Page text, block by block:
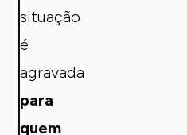
situação
é
agravada
para
quem